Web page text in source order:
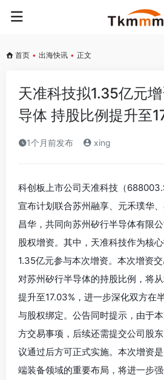
首页 • 出海快讯 • 正文
天准科技拟1.35亿元
导体 持股比例提升至
1个月前发布 xing
科创板上市公司天准科技（
宣布计划联合苏州融享、元禾璞华
昌华，共同向苏州矽行半导体有限
股权增资。其中，天准科技作为核
1.35亿元参与本次增资。本次增资
对苏州矽行半导体的持股比例，将
提升至17.03%，进一步深化双方在
与股权绑定。公告同时提示，由于
方交易事项，后续还需提交公司股
议通过后方可正式实施。本次增资
端装备领域的重要布局，将进一步